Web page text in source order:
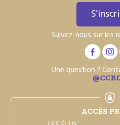
Suivez-nous sur les
Une question ?
ACCÈS